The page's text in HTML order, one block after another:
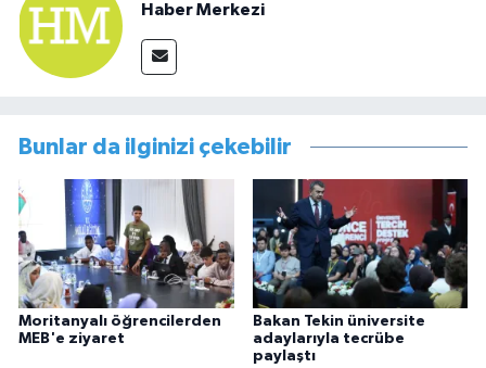
Haber Merkezi
Bunlar da ilginizi çekebilir
Moritanyalı öğrencilerden
MEB'e ziyaret
Bakan Tekin üniversite
adaylarıyla tecrübe
paylaştı